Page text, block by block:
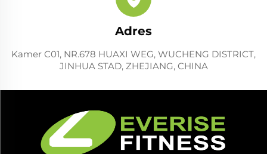
Adres
Kamer C01, NR.678 HUAXI WEG, WUCHENG DISTRICT,
JINHUA STAD, ZHEJIANG, CHINA